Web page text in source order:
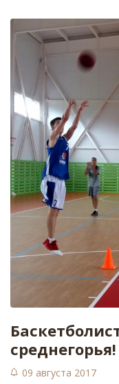
среднегорья!
09 августа 2017